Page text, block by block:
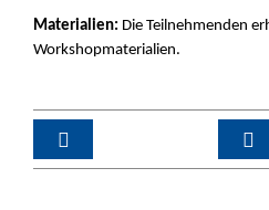
Materialien: Die Teilnehmenden
Workshopmaterialien.